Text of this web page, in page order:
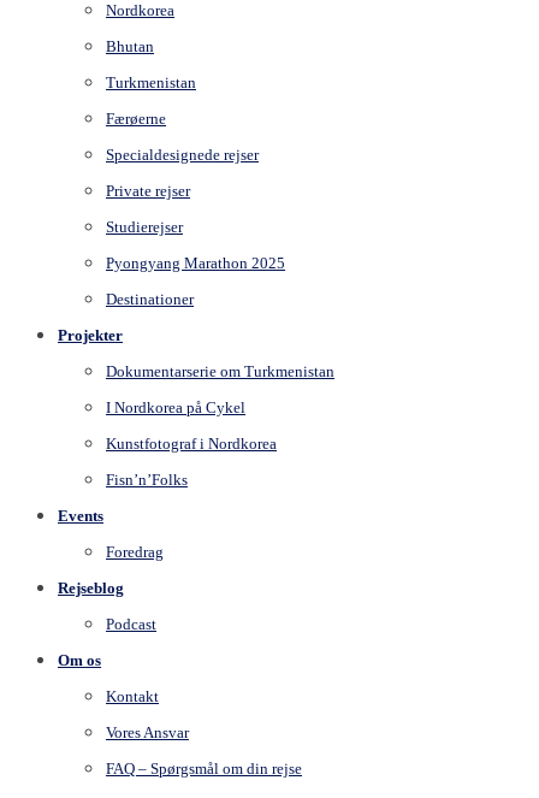
Nordkorea
Bhutan
Turkmenistan
Færøerne
Specialdesignede rejser
Private rejser
Studierejser
Pyongyang Marathon 2025
Destinationer
Projekter
Dokumentarserie om Turkmenistan
I Nordkorea på Cykel
Kunstfotograf i Nordkorea
Fisn’n’Folks
Events
Foredrag
Rejseblog
Podcast
Om os
Kontakt
Vores Ansvar
FAQ – Spørgsmål om din rejse